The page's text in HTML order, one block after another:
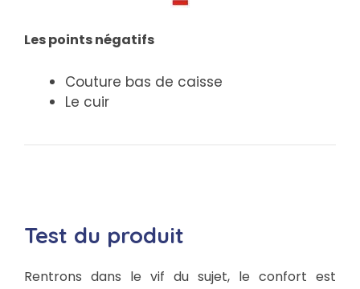
Les points négatifs
Couture bas de caisse
Le cuir
Test du produit
Rentrons dans le vif du sujet, le confort est